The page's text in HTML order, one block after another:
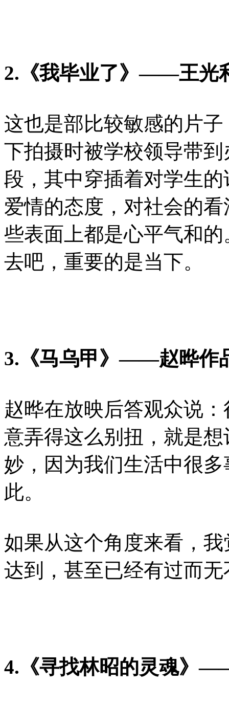
2.《我毕业了》——王光
这也是部比较敏感的片
下拍摄时被学校领导带
段，其中穿插着对学生
爱情的态度，对社会的
些表面上都是心平气和
去吧，重要的是当下。
3.《马乌甲》——赵晔作
赵晔在放映后答观众说
意弄得这么别扭，就是
妙，因为我们生活中很
此。
如果从这个角度来看，
达到，甚至已经有过而
4.《寻找林昭的灵魂》